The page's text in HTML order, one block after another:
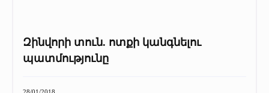
Զինվորի տուն. ոտքի կանգնելու
պատմությունը